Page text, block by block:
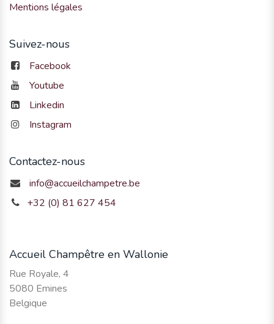
Mentions légales
Suivez-nous
Facebook
Youtube
Linkedin
Instagram
Contactez-nous
info@accueilchampetre.be
+32 (0) 81 627 454
Accueil Champêtre en Wallonie
Rue Royale, 4
5080 Emines
Belgique